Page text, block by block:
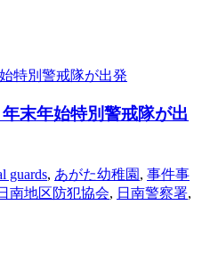
末年始特別警戒隊が出
guards, あがた幼稚園 , 事件事
南地区防犯協会, 日南警察署,